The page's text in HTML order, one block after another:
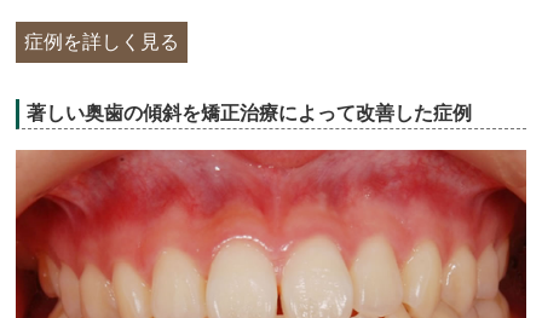
症例を詳しく見る
著しい奥歯の傾斜を矯正治療によって改善した症例